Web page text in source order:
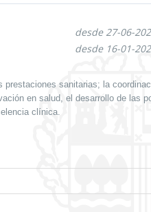
desde 27-06-
desde 16-01-
sanitarias; la
en salud, el desarrollo de las
clínica.